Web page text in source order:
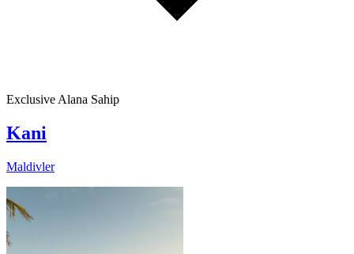
Exclusive Alana Sahip
Kani
Maldivler